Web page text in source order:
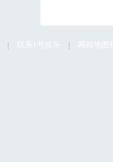
| 联系1号娱乐 | 网站地图